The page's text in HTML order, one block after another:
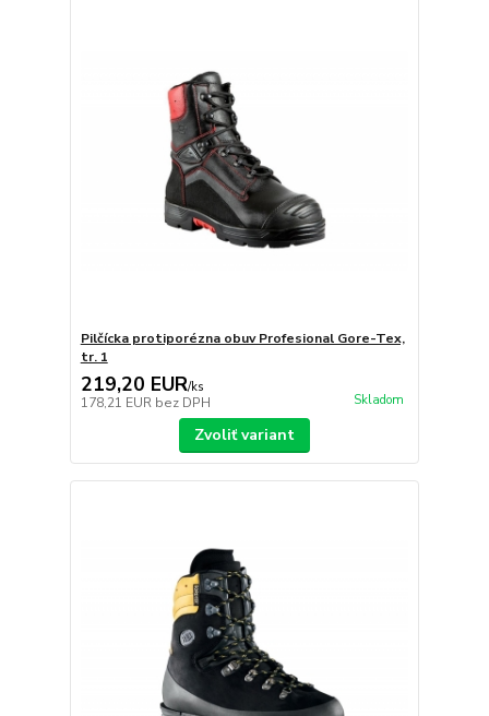
Pilčícka protiporézna obuv Profesional Gore-Tex,
tr. 1
219,20 EUR/ks
178,21 EUR bez DPH Skladom
Zvoliť variant